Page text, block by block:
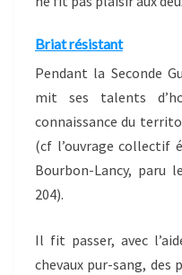
Briat résistant
Pendant la Seconde
mit ses talents
connaissance du
(cf l’ouvrage collectif
Bourbon-Lancy, paru
204).
Il fit passer, avec
chevaux pur-sang, des